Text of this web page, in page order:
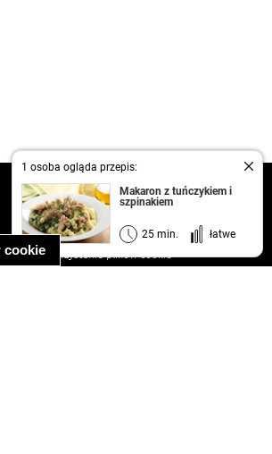
cookie
1 osoba ogląda przepis:
Makaron z tuńczykiem i
szpinakiem
25 min. łatwe
kontakt
regulamin
informacja o prywatności
o wykorzystaniu plików cookie